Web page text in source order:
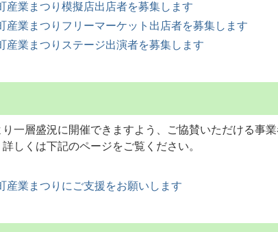
産業まつり模擬店出店者を募集します
産業まつりフリーマーケット出店者を募集します
産業まつりステージ出演者を募集します
一層盛況に開催できますよう、ご協賛いただける事
しくは下記のページをご覧ください。
産業まつりにご支援をお願いします